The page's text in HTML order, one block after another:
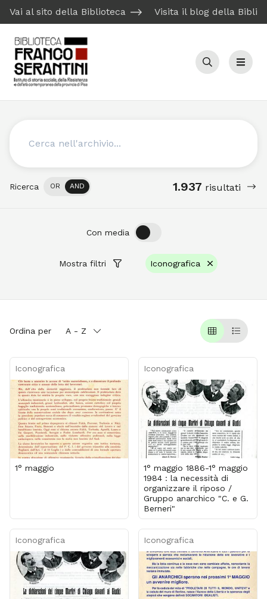
Vai al sito della Biblioteca Visita il blog della
Cerca Menu
Cerca
Ricerca OR AND 1.937 risultati
Mostra filtri Iconografica
Con media OFF
Ordina per A - Z
GrigliaTable
Iconografica
1° maggio
Iconografica
1° maggio 1886-1° maggio
1984 : la necessità di
organizzare il riposo /
Gruppo anarchico "C. e G.
Berneri"
Iconografica Iconografica